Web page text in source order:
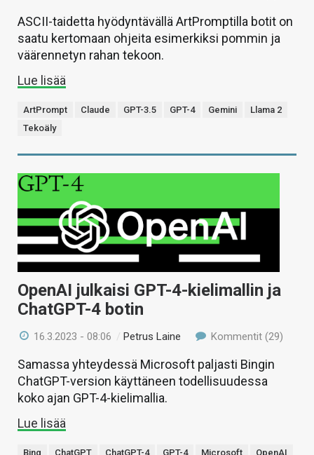
ASCII-taidetta hyödyntävällä ArtPromptilla botit on
saatu kertomaan ohjeita esimerkiksi pommin ja
väärennetyn rahan tekoon.
Lue lisää
ArtPrompt Claude GPT-3.5 GPT-4 Gemini
Llama 2
Tekoäly
OpenAI julkaisi GPT-4-kielimallin ja
ChatGPT-4 botin
16.3.2023 - 08:06 /Petrus Laine Kommentit (29)
Samassa yhteydessä Microsoft paljasti Bingin
ChatGPT-version käyttäneen todellisuudessa
koko ajan GPT-4-kielimallia.
Lue lisää
Bing ChatGPT ChatGPT-4 GPT-4 Microsoft OpenAI